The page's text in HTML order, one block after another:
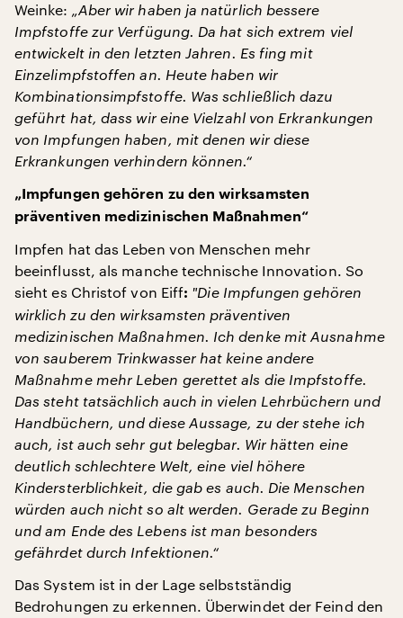
Weinke: „Aber wir haben ja natürlich bessere
Impfstoffe zur Verfügung. Da hat sich extrem viel
entwickelt in den letzten Jahren. Es fing mit
Einzelimpfstoffen an. Heute haben wir
Kombinationsimpfstoffe. Was schließlich dazu
geführt hat, dass wir eine Vielzahl von Erkrankungen
von Impfungen haben, mit denen wir diese
Erkrankungen verhindern können.“
„Impfungen gehören zu den wirksamsten
präventiven medizinischen Maßnahmen“
Impfen hat das Leben von Menschen mehr
beeinflusst, als manche technische Innovation. So
sieht es Christof von Eiff: "Die Impfungen gehören
wirklich zu den wirksamsten präventiven
medizinischen Maßnahmen. Ich denke mit Ausnahme
von sauberem Trinkwasser hat keine andere
Maßnahme mehr Leben gerettet als die Impfstoffe.
Das steht tatsächlich auch in vielen Lehrbüchern und
Handbüchern, und diese Aussage, zu der stehe ich
auch, ist auch sehr gut belegbar. Wir hätten eine
deutlich schlechtere Welt, eine viel höhere
Kindersterblichkeit, die gab es auch. Die Menschen
würden auch nicht so alt werden. Gerade zu Beginn
und am Ende des Lebens ist man besonders
gefährdet durch Infektionen.“
Das System ist in der Lage selbstständig
Bedrohungen zu erkennen. Überwindet der Feind den